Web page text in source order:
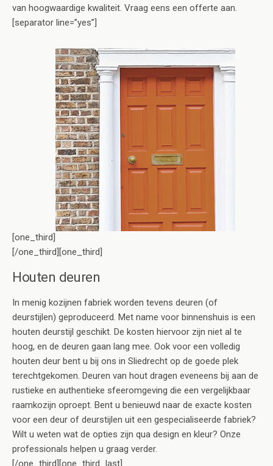
van hoogwaardige kwaliteit. Vraag eens een offerte aan.
[separator line=”yes”]
[one_third]
[/one_third][one_third]
Houten deuren
In menig kozijnen fabriek worden tevens deuren (of
deurstijlen) geproduceerd. Met name voor binnenshuis is een
houten deurstijl geschikt. De kosten hiervoor zijn niet al te
hoog, en de deuren gaan lang mee. Ook voor een volledig
houten deur bent u bij ons in Sliedrecht op de goede plek
terechtgekomen. Deuren van hout dragen eveneens bij aan de
rustieke en authentieke sfeeromgeving die een vergelijkbaar
raamkozijn oproept. Bent u benieuwd naar de exacte kosten
voor een deur of deurstijlen uit een gespecialiseerde fabriek?
Wilt u weten wat de opties zijn qua design en kleur? Onze
professionals helpen u graag verder.
[/one_third][one_third_last]